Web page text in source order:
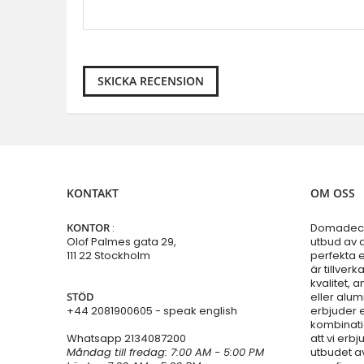
SKICKA RECENSION
KONTAKT
KONTOR :
Olof Palmes gata 29,
111 22 Stockholm
STÖD
+44 2081900605 - speak english
Whatsapp 2134087200
Måndag till fredag: 7:00 AM - 5:00 PM
OM OSS
utbud av
perfekta
är
kvalitet,
eller
erbjuder
att vi
utbudet